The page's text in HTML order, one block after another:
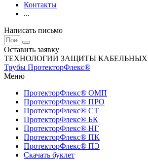
Контакты
...
Написать письмо
Оставить заявку
ТЕХНОЛОГИИ ЗАЩИТЫ
Трубы ПротекторФлекс®
Меню
ПротекторФлекс® ОМП
ПротекторФлекс® ПРО
ПротекторФлекс® СТ
ПротекторФлекс® БК
ПротекторФлекс® НГ
ПротекторФлекс® ПК
ПротекторФлекс® ПЭ
Скачать буклет